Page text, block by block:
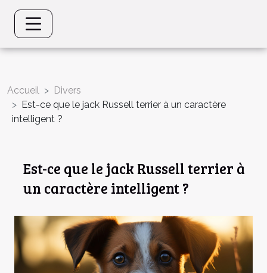
Accueil
Divers
Est-ce que le jack Russell terrier à un caractère
intelligent ?
Est-ce que le jack Russell terrier à
un caractère intelligent ?